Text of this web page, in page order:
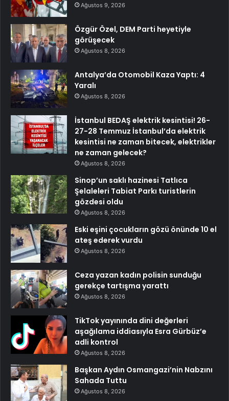
Ağustos 9, 2026
Özgür Özel, DEM Parti heyetiyle
görüşecek
Ağustos 8, 2026
Antalya’da Otomobil Kaza Yaptı: 4
Yaralı
Ağustos 8, 2026
İstanbul BEDAŞ elektrik kesintisi! 26-
27-28 Temmuz İstanbul’da elektrik
kesintisi ne zaman bitecek, elektrikler
ne zaman gelecek?
Ağustos 8, 2026
Sinop’un saklı hazinesi Tatlıca
Şelaleleri Tabiat Parkı turistlerin
gözdesi oldu
Ağustos 8, 2026
Eski eşini çocukların gözü önünde 10 el
ateş ederek vurdu
Ağustos 8, 2026
Ceza yazan kadın polisin sunduğu
gerekçe tartışma yarattı
Ağustos 8, 2026
TikTok yayınında dini değerleri
aşağılama iddiasıyla Esra Gürbüz’e
adli kontrol
Ağustos 8, 2026
Başkan Aydın Osmangazi’nin Nabzını
Sahada Tuttu
Ağustos 8, 2026